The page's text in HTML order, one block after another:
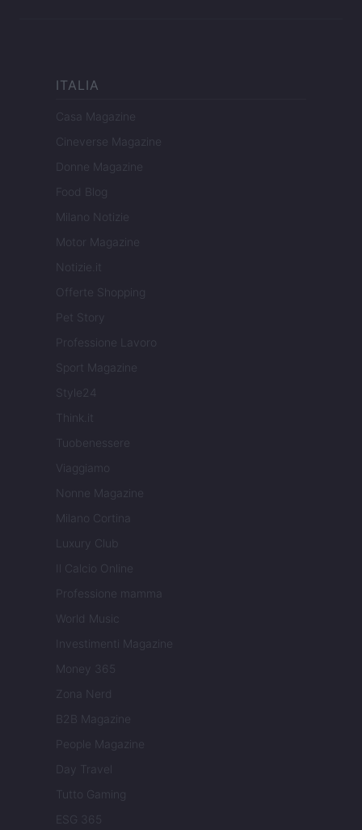
ITALIA
Casa Magazine
Cineverse Magazine
Donne Magazine
Food Blog
Milano Notizie
Motor Magazine
Notizie.it
Offerte Shopping
Pet Story
Professione Lavoro
Sport Magazine
Style24
Think.it
Tuobenessere
Viaggiamo
Nonne Magazine
Milano Cortina
Luxury Club
Il Calcio Online
Professione mamma
World Music
Investimenti Magazine
Money 365
Zona Nerd
B2B Magazine
People Magazine
Day Travel
Tutto Gaming
ESG 365